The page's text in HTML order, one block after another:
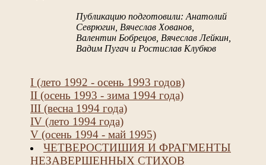
Публикацию подготовили: Анатолий
Севрюгин, Вячеслав Хованов,
Валентин Бобрецов, Вячеслав Лейкин,
Вадим Пугач и Ростислав Клубков
I (лето 1992 - осень 1993 годов)
II (осень 1993 - зима 1994 года)
III (весна 1994 года)
IV (лето 1994 года)
V (осень 1994 - май 1995)
ЧЕТВЕРОСТИШИЯ И ФРАГМЕНТЫ
НЕЗАВЕРШЕННЫХ СТИХОВ